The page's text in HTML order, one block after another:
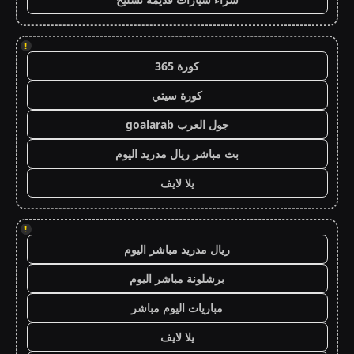
!
كورة 365
كورة سيتي
جول العرب goalarab
بث مباشر ريال مدريد اليوم
يلا لايف
!
ريال مدريد مباشر اليوم
برشلونة مباشر اليوم
مباريات اليوم مباشر
يلا لايف